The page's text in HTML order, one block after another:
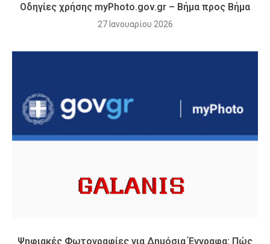
Οδηγίες χρήσης myPhoto.gov.gr – Βήμα προς Βήμα
27 Ιανουαρίου 2026
Ψηφιακές Φωτογραφίες για Δημόσια Έγγραφα: Πώς